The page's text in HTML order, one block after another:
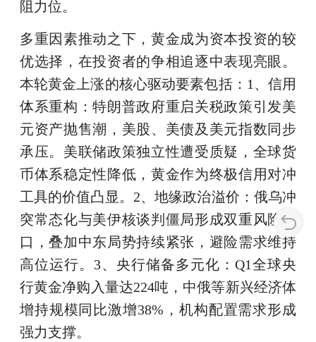
阻力位。
多重因素推动之下，黄金成为资本投资的较
优选择，在投资者的争相追逐中表现亮眼。
本轮黄金上涨的核心驱动要素包括：1、信用
体系重构：特朗普政府重启关税政策引发美
元资产抛售潮，美股、美债及美元指数同步
承压。美联储政策独立性遭受质疑，全球货
币体系稳定性降低，黄金作为终极信用对冲
工具的价值凸显。2、地缘政治溢价：俄乌冲
突常态化与美伊核谈判僵局形成双重风险敞
口，叠加中东局势持续紧张，避险需求维持
高位运行。3、央行储备多元化：Q1全球央
行黄金净购入量达224吨，中俄等新兴经济体
增持规模同比激增38%，机构配置需求形成
强力支撑。